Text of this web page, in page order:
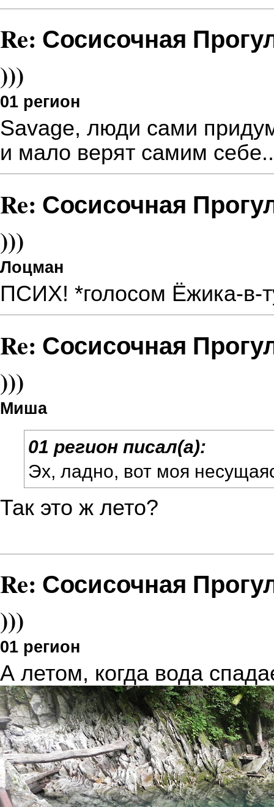
Re: Сосисочная
)))
01 регион
Savage, люди сами
и мало верят самим
Re: Сосисочная
)))
Лоцман
ПСИХ! *голосом Ёжика-в-
Re: Сосисочная
)))
Миша
01 регион писал(а):
Эх, ладно, вот моя
Так это ж лето?
Re: Сосисочная
)))
01 регион
А летом, когда вода